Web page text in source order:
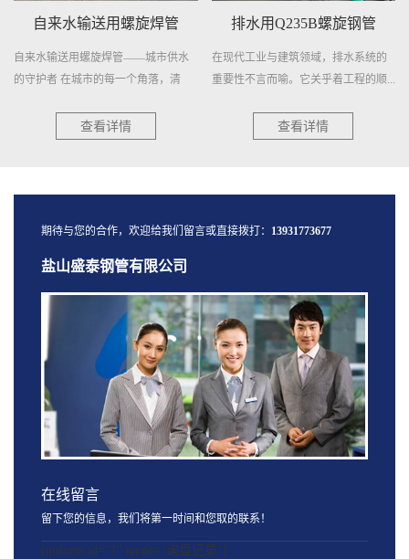
自来水输送用螺旋焊管
自来水输送用螺旋焊管——城市供水
的守护者 在城市的每一个角落，清
查看详情
排水用Q235B螺旋钢管
在现代工业与建筑领域，排水系统的
重要性不言而喻。它关乎着工程的顺...
查看详情
期待与您的合作，欢迎给我们留言或直接拨打： 13931773677
盐山盛泰钢管有限公司
在线留言
留下您的信息，我们将第一时间和您取的联系！
[quform id="1" name="询盘记录"]